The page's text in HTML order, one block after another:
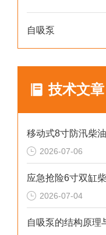
自吸泵
技术文章
2026-07-06
2026-07-04